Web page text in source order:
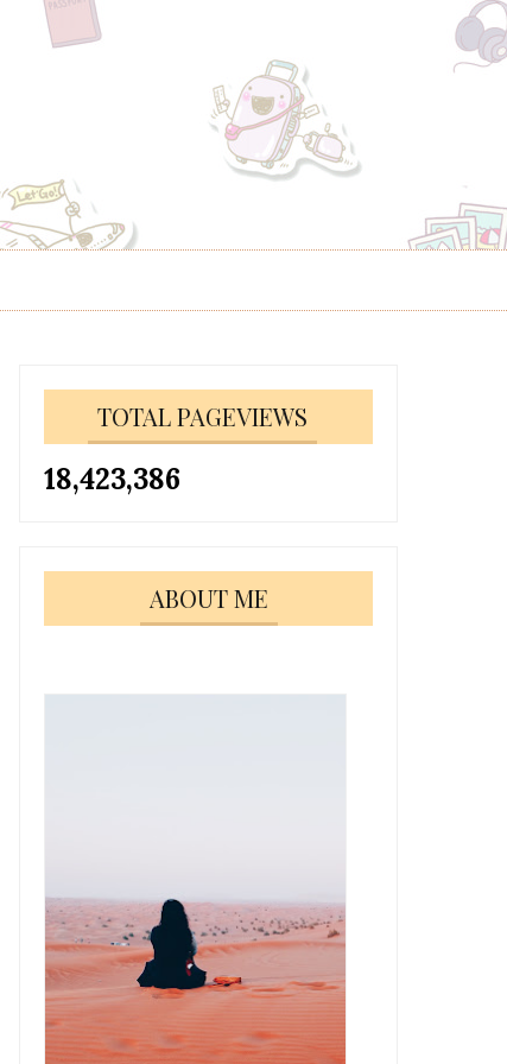
TOTAL PAGEVIEWS
18,423,386
ABOUT ME